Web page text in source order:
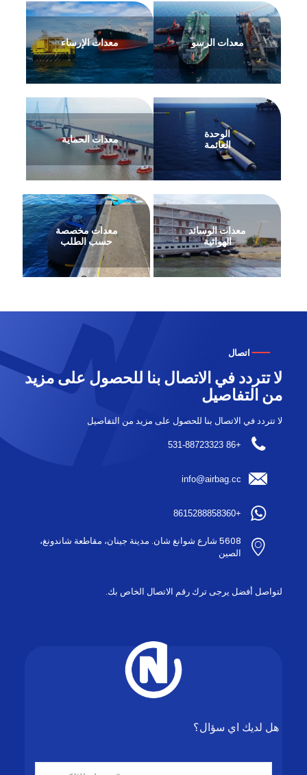
معدات الرسو معدات الإرساء
الوحدة
العائمة
معدات الحماية
معدات الوسائد
الهوائية
معدات مخصصة
حسب الطلب
اتصال
لا تتردد في الاتصال بنا للحصول على مزيد
من التفاصيل
لا تتردد في الاتصال بنا للحصول على مزيد من التفاصيل
+86 531-88723323
info@airbag.cc
+8615288858360
5608 شارع شوانغ شان. مدينة جينان، مقاطعة شاندونغ،
الصين
لتواصل أفضل يرجى ترك رقم الاتصال الخاص بك.
هل لديك اي سؤال؟